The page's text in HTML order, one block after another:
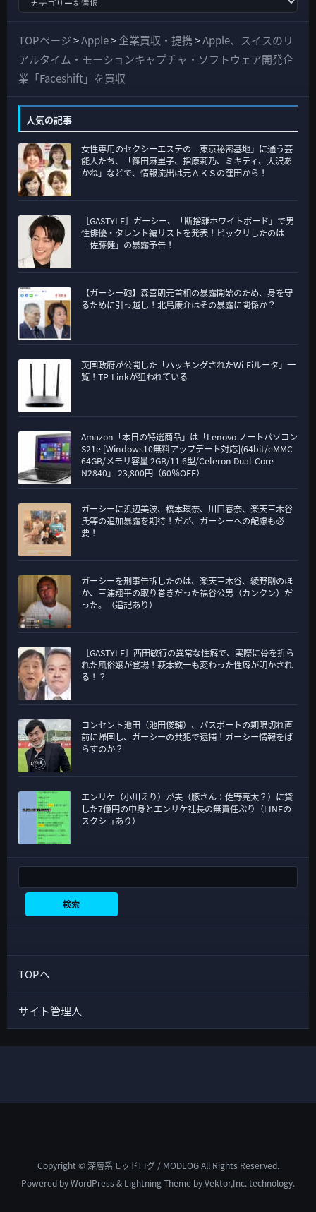
て
の
カ
リ
ー
TOPページ>Apple>企業買収・提携>Apple、スイスのリ
アルタイム・モーションキャプチャ・ソフトウェア開発企
業「Faceshift」を買収
人気の記事
女性専用のセクシーエステの「東京秘密基地」に通う芸
能人たち、「篠田麻里子、指原莉乃、ミキティ、大沢あ
かね」などで、情報流出は元ＡＫＳの窪田から！
［GASTYLE］ガーシー、「断捨離ホワイトボード」で男
性俳優・タレント編リストを発表！ビックリしたのは
「佐藤健」の暴露予告！
【ガーシー砲】森喜朗元首相の暴露開始のため、身を守
るために引っ越し！北島康介はその暴露に関係か？
英国政府が公開した「ハッキングされたWi-Fiルータ」一
覧！TP-Linkが狙われている
Amazon「本日の特選商品」は「Lenovo ノートパソコン
S21e [Windows10無料アップデート対応](64bit/eMMC
64GB/メモリ容量 2GB/11.6型/Celeron Dual-Core
N2840」 23,800円（60％OFF）
ガーシーに浜辺美波、橋本環奈、川口春奈、楽天三木谷
氏等の追加暴露を期待！だが、ガーシーへの配慮も必
要！
ガーシーを刑事告訴したのは、楽天三木谷、綾野剛のほ
か、三浦翔平の取り巻きだった福谷公男（カンクン）だ
った。（追記あり）
［GASTYLE］西田敏行の異常な性癖で、実際に骨を折ら
れた風俗嬢が登場！萩本欽一も変わった性癖が明かされ
る！？
コンセント池田（池田俊輔）、パスポートの期限切れ直
前に帰国し、ガーシーの共犯で逮捕！ガーシー情報をば
らすのか？
エンリケ（小川えり）が夫（豚さん：佐野亮太？）に貸
した7億円の中身とエンリケ社長の無責任ぶり（LINEの
スクショあり）
検索
TOPへ
サイト管理人
Copyright © 深層系モッドログ / MODLOG All Rights Reserved.
Powered byWordPress & Lightning Theme by Vektor,Inc. technology.